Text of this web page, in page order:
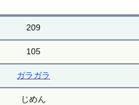
209
105
ガラガラ
じめん